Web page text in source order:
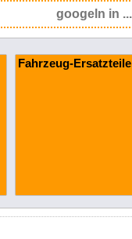
Fahrzeug-Ersatzteile